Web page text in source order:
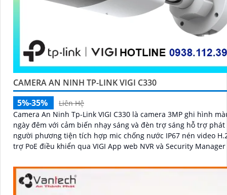
CAMERA AN NINH TP-LINK VIGI C330
5%-35%
Liên Hệ
Camera An Ninh Tp-Link VIGI C330 là camera 3MP ghi hình
ngày đêm với cảm biến nhạy sáng và đèn trợ sáng hỗ trợ
người phương tiện tích hợp mic chống nước IP67 nén video
trợ PoE điều khiển qua VIGI App web NVR và Security